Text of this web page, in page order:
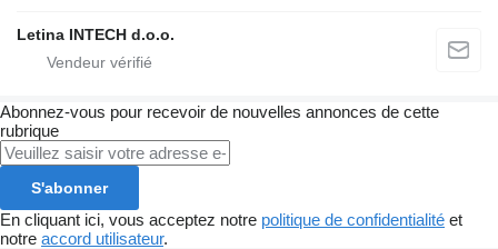
Letina INTECH d.o.o.
Abonnez-vous pour recevoir de nouvelles annonces de cette
rubrique
S'abonner
En cliquant ici, vous acceptez notre politique de confidentialité et
notre accord utilisateur.